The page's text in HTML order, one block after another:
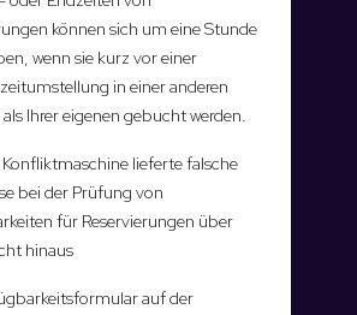
können sich um eine Stunde
wenn sie kurz vor einer
in einer anderen
Ihrer eigenen gebucht werden.
Konfliktmaschine lieferte falsche
bei der Prüfung von
für Reservierungen über
hinaus
auf der